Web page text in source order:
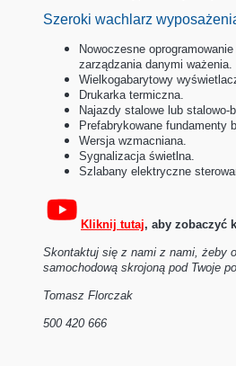
Szeroki wachlarz
Nowoczesne
zarządzania danymi ważenia.
Wielkogabarytowy
Drukarka termiczna.
Najazdy stalowe lub stalowo-
Prefabrykowane fundamenty
Wersja wzmacniana.
Sygnalizacja świetlna.
Szlabany elektryczne
Kliknij tutaj, aby zobaczyć
Skontaktuj się z nami z nami, żeby
samochodową skrojoną pod Twoje
Tomasz Florczak
500 420 666